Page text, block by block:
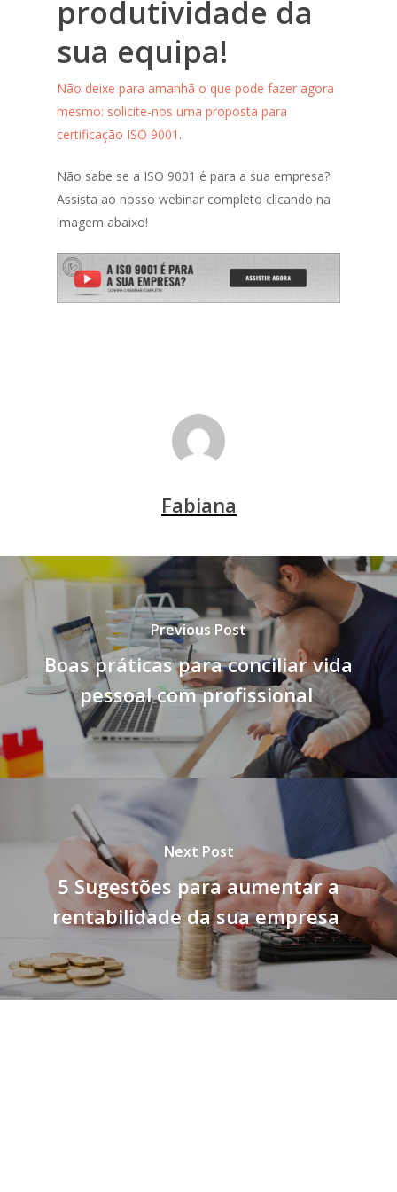
produtividade da
sua equipa!
Não deixe para amanhã o que pode fazer agora
mesmo: solicite-nos uma proposta para
certificação ISO 9001 .
Não sabe se a ISO 9001 é para a sua empresa?
Assista ao nosso webinar completo clicando na
imagem abaixo!
Fabiana
Previous Post
Boas práticas para conciliar vida
pessoal com profissional
Next Post
5 Sugestões para aumentar a
rentabilidade da sua empresa